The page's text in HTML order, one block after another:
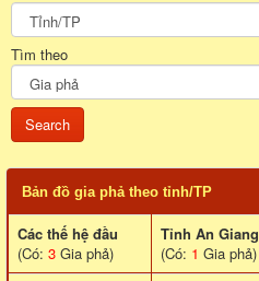
Tìm theo
Bản đồ gia phả theo tỉnh/TP
Các thế hệ đầu
(Có: 3 Gia phả)
Tỉnh An Giang
(Có: 1 Gia phả)